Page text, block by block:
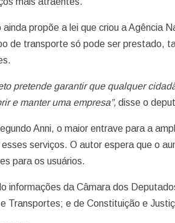
propõe a lei que criou a Agência
de transporte só pode ser prestado,
pretende garantir que qualquer
e manter uma empresa”, disse o
Anni, o maior entrave para a
serviços. O autor espera que o
para os usuários.
informações da Câmara dos
Transportes; e de Constituição e